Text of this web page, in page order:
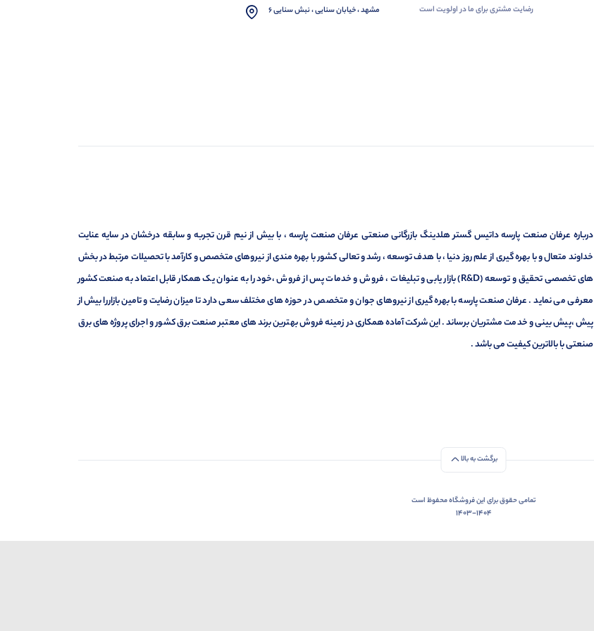
رضایت مشتری برای ما در اولویت است
مشهد ، خیابان سنایی ، نبش سنایی 6
درباره عرفان صنعت پارسه داتیس گستر هلدینگ بازرگانی صنعتی عرفان صنعت پارسه ، با بیش از نیم قرن تجربه و سابقه درخشان در سایه عنایت
خداوند متعال و با بهره گیری از علم روز دنیا ، با هدف توسعه ، رشد و تعالی کشور با بهره مندی از نیروهای متخصص و کارآمد با تحصیلات مرتبط در بخش
های تخصصی تحقیق و توسعه (R&D) بازار یابی و تبلیغات ، فروش و خدمات پس از فروش ،خود را به عنوان یک همکار قابل اعتماد به صنعت کشور
معرفی می نماید . عرفان صنعت پارسه با بهره گیری از نیروهای جوان و متخصص در حوزه های مختلف سعی دارد تا میزان رضایت و تامین بازاررا بیش از
پیش ،پیش بینی و خدمت مشتریان برساند . این شرکت آماده همکاری در زمینه فروش بهترین برند های معتبر صنعت برق کشور و اجرای پروژه های برق
صنعتی با بالاترین کیفیت می باشد .
برگشت به بالا
تمامی حقوق برای این فروشگاه محفوظ است
1403-1404